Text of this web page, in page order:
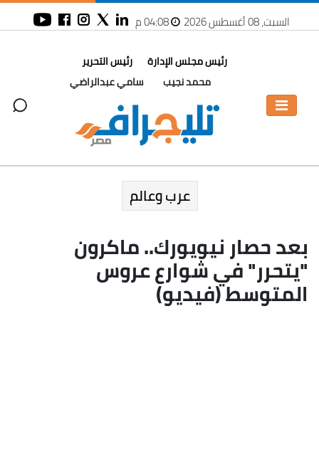
السبت، 08 أغسطس 2026 04:08 م
رئيس مجلس الإدارة
محمد نجيب
رئيس التحرير
سامي عبدالراضي
عرب وعالم
بعد حصار نيويورك.. ماكرون
"يتحرر" في شوارع عروس
المتوسط (فيديو)